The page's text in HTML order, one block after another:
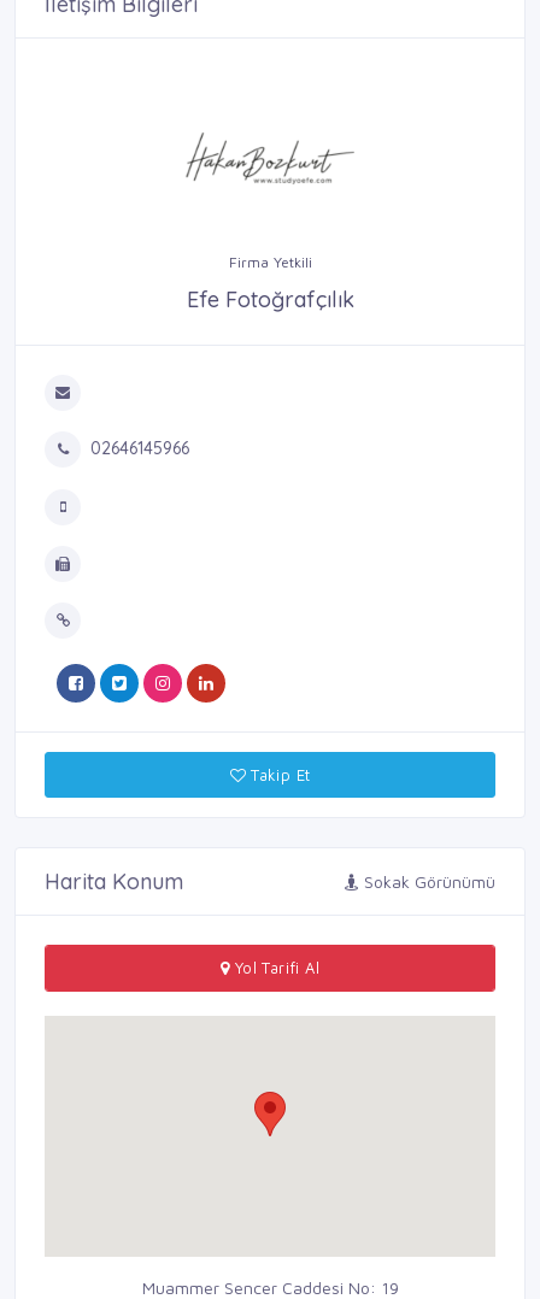
Firma Yetkili
Efe Fotoğrafçılık
02646145966
Takip Et
Harita Konum Sokak Görünümü
Yol Tarifi Al
Muammer Sencer Caddesi No: 19